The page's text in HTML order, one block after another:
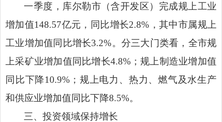
一季度， 库尔勒市（含开发区）完成规上工业
增加值148.57亿元，同比增长2.8% ，其中市属规上
工业增加值同比增长3.2%。 分三大门类看 ，全市规
上采矿业增加值同比增长4.8%； 规上制造业增加值
同比下降10.9% ； 规上电力、热力、燃气及水生产
和供应业增加值同比下降8.5%。
三、投资领域保持增长